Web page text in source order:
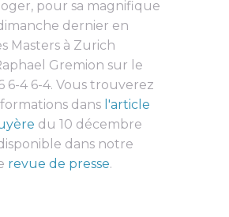
pour sa magnifique
dernier en
Masters à Zurich
Gremion sur le
6-4 6-4. Vous trouverez
dans l'article
du 10 décembre
dans notre
revue de presse.